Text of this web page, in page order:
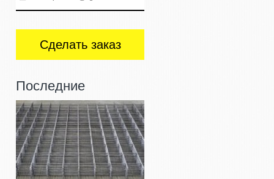
Сделать заказ
Последние